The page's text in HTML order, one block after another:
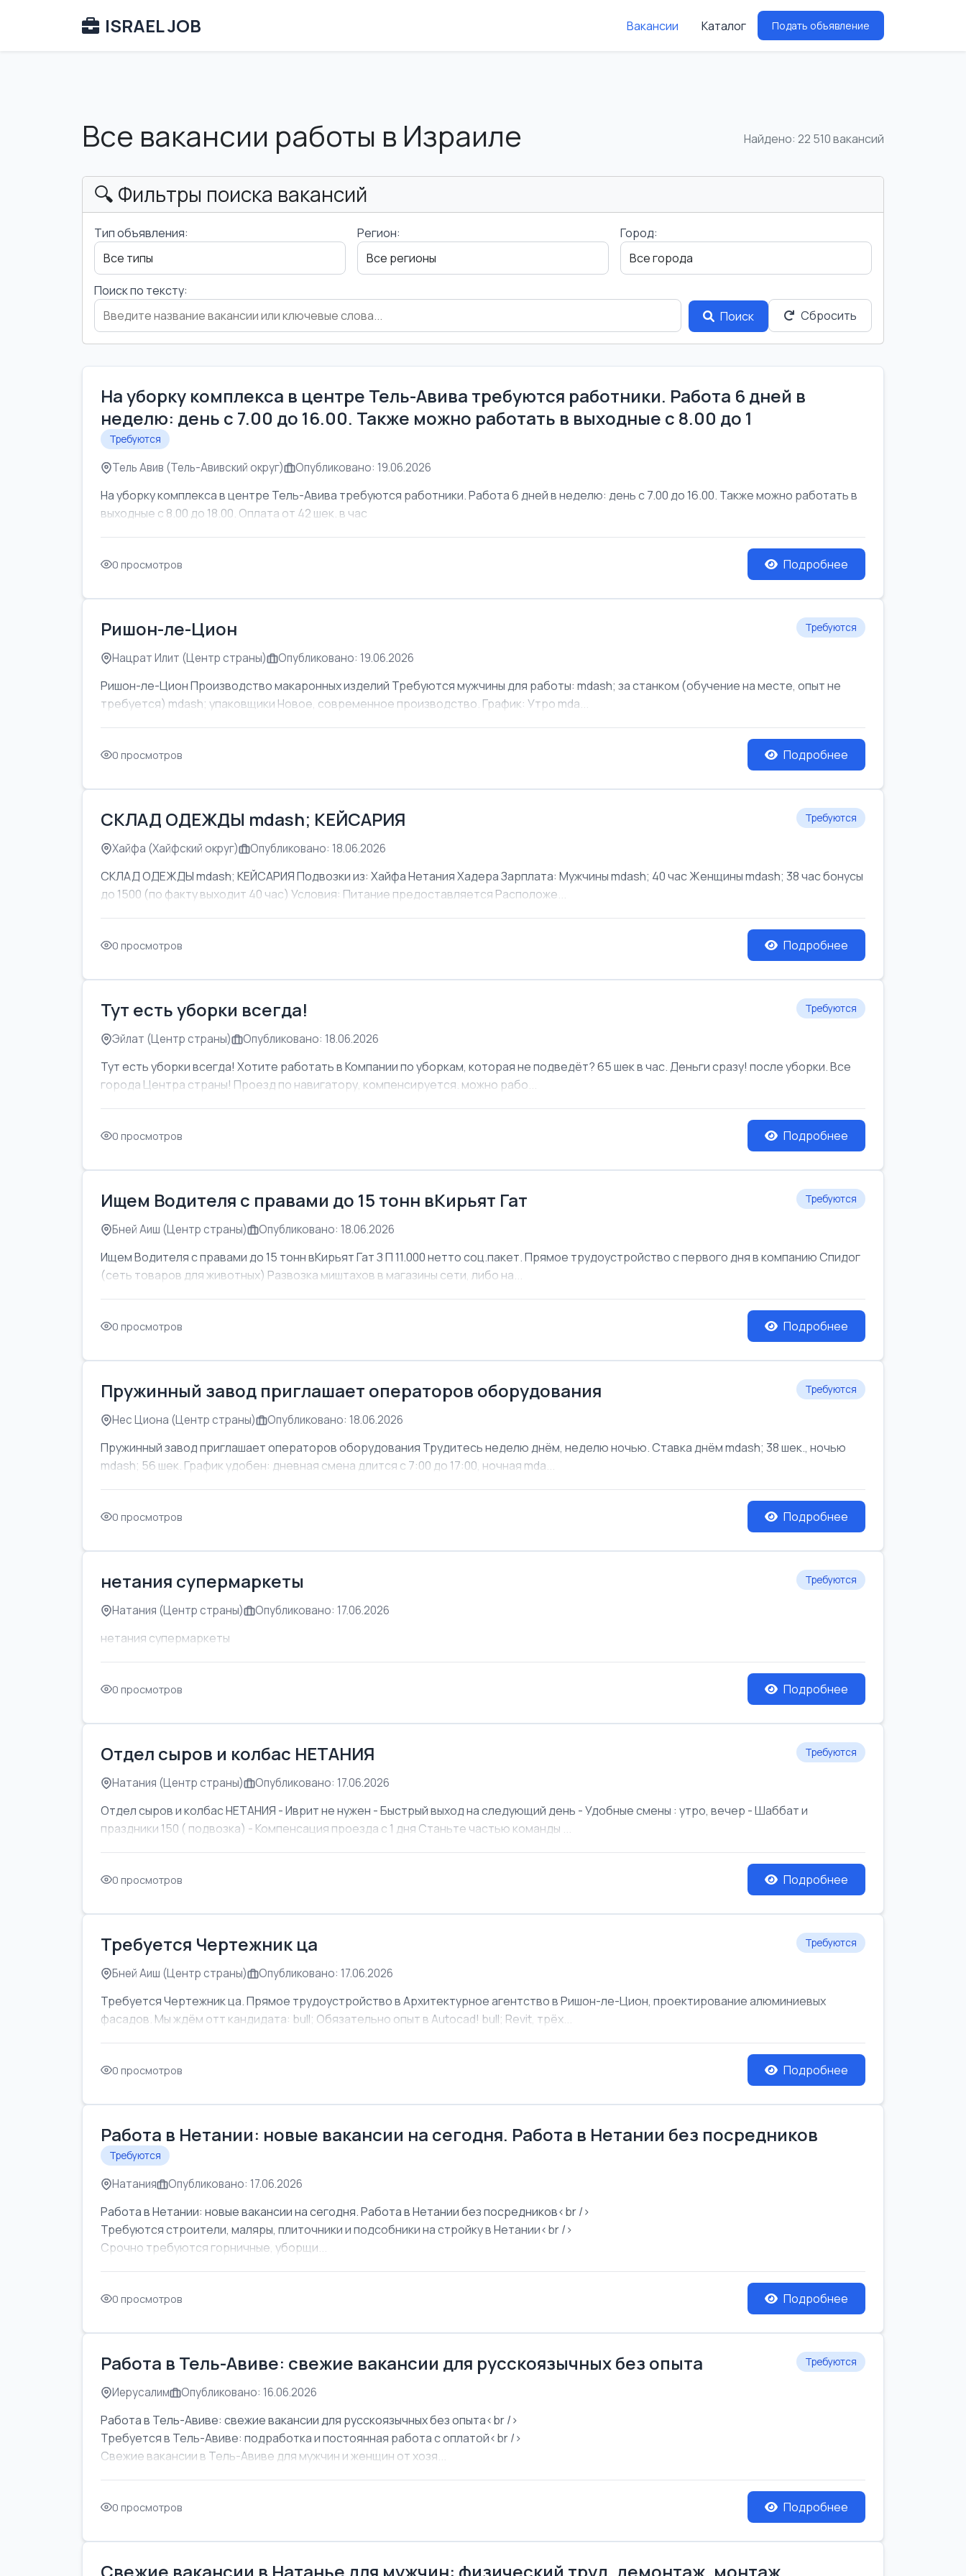
ISRAEL JOB Вакансии Каталог Подать объявление
Все вакансии работы в Израиле Найдено: 22 510 вакансий
🔍 Фильтры поиска вакансий
Тип объявления: Регион: Город:
Поиск по тексту:
Поиск
Сбросить
На уборку комплекса в центре Тель-Авива требуются работники. Работа 6 дней в
неделю: день с 7.00 до 16.00. Также можно работать в выходные с 8.00 до 1
Требуются
Тель Авив (Тель-Авивский округ) Опубликовано: 19.06.2026
На уборку комплекса в центре Тель-Авива требуются работники. Работа 6 дней в неделю: день с 7.00 до 16.00. Также можно работать в
выходные с 8.00 до 18.00. Оплата от 42 шек. в час
0 просмотров Подробнее
Ришон-ле-Цион Требуются
Нацрат Илит (Центр страны) Опубликовано: 19.06.2026
Ришон-ле-Цион Производство макаронных изделий Требуются мужчины для работы: mdash; за станком (обучение на месте, опыт не
требуется) mdash; упаковщики Новое, современное производство. График: Утро mda...
0 просмотров Подробнее
СКЛАД ОДЕЖДЫ mdash; КЕЙСАРИЯ Требуются
Хайфа (Хайфский округ) Опубликовано: 18.06.2026
СКЛАД ОДЕЖДЫ mdash; КЕЙСАРИЯ Подвозки из: Хайфа Нетания Хадера Зарплата: Мужчины mdash; 40 час Женщины mdash; 38 час бонусы
до 1500 (по факту выходит 40 час) Условия: Питание предоставляется Расположе...
0 просмотров Подробнее
Тут есть уборки всегда! Требуются
Эйлат (Центр страны) Опубликовано: 18.06.2026
Тут есть уборки всегда! Хотите работать в Компании по уборкам, которая не подведёт? 65 шек в час. Деньги сразу! после уборки. Все
города Центра страны! Проезд по навигатору, компенсируется. можно рабо...
0 просмотров Подробнее
Ищем Водителя с правами до 15 тонн вКирьят Гат Требуются
Бней Аиш (Центр страны) Опубликовано: 18.06.2026
Ищем Водителя с правами до 15 тонн вКирьят Гат З П 11.000 нетто соц.пакет. Прямое трудоустройство с первого дня в компанию Спидог
(сеть товаров для животных) Развозка миштахов в магазины сети, либо на...
0 просмотров Подробнее
Пружинный завод приглашает операторов оборудования Требуются
Нес Циона (Центр страны) Опубликовано: 18.06.2026
Пружинный завод приглашает операторов оборудования Трудитесь неделю днём, неделю ночью. Ставка днём mdash; 38 шек., ночью
mdash; 56 шек. График удобен: дневная смена длится с 7:00 до 17:00, ночная mda...
0 просмотров Подробнее
нетания супермаркеты Требуются
Натания (Центр страны) Опубликовано: 17.06.2026
нетания супермаркеты
0 просмотров Подробнее
Отдел сыров и колбас НЕТАНИЯ Требуются
Натания (Центр страны) Опубликовано: 17.06.2026
Отдел сыров и колбас НЕТАНИЯ - Иврит не нужен - Быстрый выход на следующий день - Удобные смены : утро, вечер - Шаббат и
праздники 150 ( подвозка) - Компенсация проезда с 1 дня Станьте частью команды ...
0 просмотров Подробнее
Требуется Чертежник ца Требуются
Бней Аиш (Центр страны) Опубликовано: 17.06.2026
Требуется Чертежник ца. Прямое трудоустройство в Архитектурное агентство в Ришон-ле-Цион, проектирование алюминиевых
фасадов. Мы ждём отт кандидата: bull; Обязательно опыт в Autocad! bull; Revit, трёх...
0 просмотров Подробнее
Работа в Нетании: новые вакансии на сегодня. Работа в Нетании без посредников
Требуются
Натания Опубликовано: 17.06.2026
Работа в Нетании: новые вакансии на сегодня. Работа в Нетании без посредников<br />
Требуются строители, маляры, плиточники и подсобники на стройку в Нетании<br />
Срочно требуются горничные, уборщи...
0 просмотров Подробнее
Работа в Тель-Авиве: свежие вакансии для русскоязычных без опыта Требуются
Иерусалим Опубликовано: 16.06.2026
Работа в Тель-Авиве: свежие вакансии для русскоязычных без опыта<br />
Требуется в Тель-Авиве: подработка и постоянная работа с оплатой<br />
Свежие вакансии в Тель-Авиве для мужчин и женщин от хозя...
0 просмотров Подробнее